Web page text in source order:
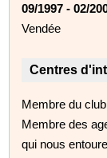
09/1997 - 02/
Vendée
Centres
Membre du
Membre des
qui nous